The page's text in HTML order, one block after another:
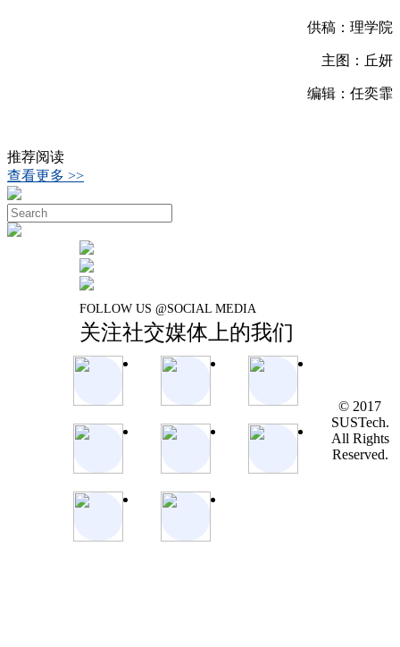
供稿：理学院
主图：丘妍
编辑：任奕霏
推荐阅读
查看更多 >>
FOLLOW US @SOCIAL MEDIA
关注社交媒体上的我们
© 2017
SUSTech.
All Rights
Reserved.